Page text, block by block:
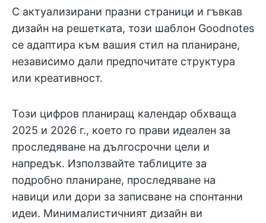
С актуализирани празни страници и гъвкав
дизайн на решетката, този шаблон Goodnotes
се адаптира към вашия стил на планиране,
независимо дали предпочитате структура
или креативност.
Този цифров планиращ календар обхваща
2025 и 2026 г., което го прави идеален за
проследяване на дългосрочни цели и
напредък. Използвайте таблиците за
подробно планиране, проследяване на
навици или дори за записване на спонтанни
идеи. Минималистичният дизайн ви